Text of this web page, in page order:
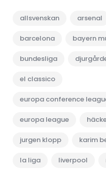
allsvenskan arsenal
barcelona bayern
bundesliga
el classico
europa conference
europa league
jurgen klopp karim
la liga liverpool